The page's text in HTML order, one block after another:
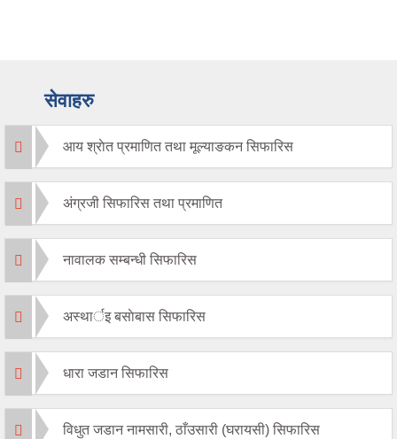
सेवाहरु
आय श्राेत प्रमाणित तथा मूल्याङकन सिफारिस
अंग्रजी सिफारिस तथा प्रमाणित
नावालक सम्बन्धी सिफारिस
अस्थार्इ बसाेबास सिफारिस
धारा जडान सिफारिस
विधुत जडान नामसारी, ठाँउसारी (घरायसी) सिफारिस